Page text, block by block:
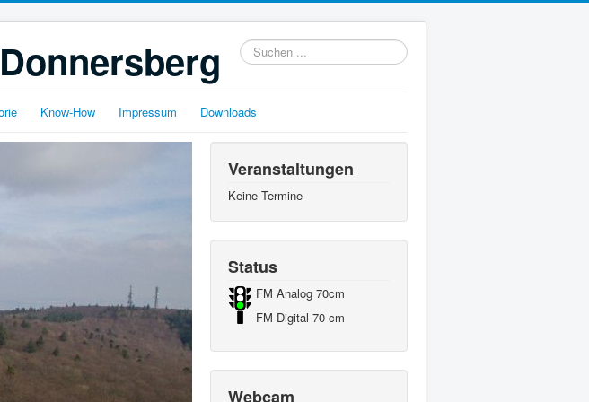
Suchen
...
Know-How Impressum Downloads
Veranstaltungen
Keine Termine
Status
FM Analog 70cm
FM Digital 70 cm
Webcam